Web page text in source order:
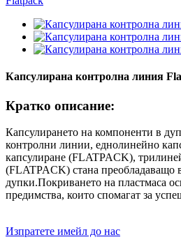
Капсулирана контролна линия
Кратко описание:
Капсулирането на компоненти в
контролни линии, еднолинейно
капсулиране (FLATPACK),
(FLATPACK) стана преобладаващо
дупки.Покриването на пластмаса
предимства, които спомагат за
Изпратете имейл до нас